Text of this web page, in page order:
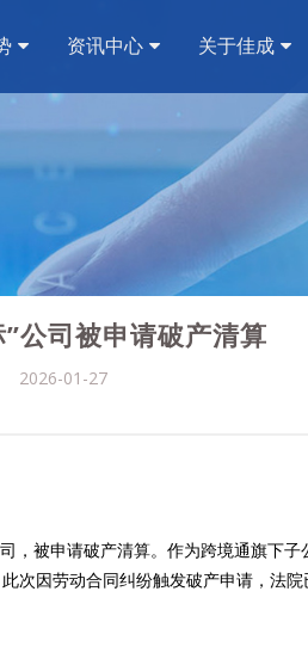
资讯中心 关于佳成
公司被申请破产清算
2026-01-27
被申请破产清算。作为跨境通旗下
次因劳动合同纠纷触发破产申请，法